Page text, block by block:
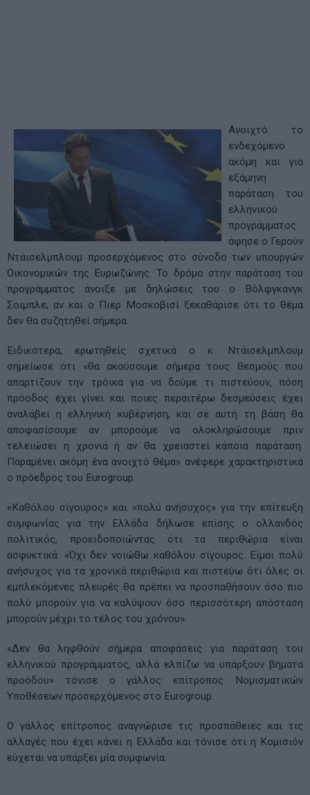
Ανοιχτό το
ενδεχόμενο
ακόμη και για
εξάμηνη
παράταση του
ελληνικού
προγράμματος
άφησε ο Γερούν
Ντάισελμπλουμ προσερχόμενος στο σύνοδο των υπουργών
Οικονομικών της Ευρωζώνης. Το δρόμο στην παράταση του
προγράμματος άνοιξε με δηλώσεις του ο Βόλφγκανγκ
Σοιμπλε, αν και ο Πιερ Μοσκοβισί ξεκαθάρισε ότι το θέμα
δεν θα συζητηθεί σήμερα.
Ειδικότερα, ερωτηθείς σχετικά ο κ. Ντάισελμπλουμ
σημείωσε ότι «θα ακούσουμε σήμερα τους θεσμούς που
απαρτίζουν την τρόικα για να δούμε τι πιστεύουν, πόση
πρόοδος έχει γίνει και ποιες περαιτέρω δεσμεύσεις έχει
αναλάβει η ελληνική κυβέρνηση, και σε αυτή τη βάση θα
αποφασίσουμε αν μπορούμε να ολοκληρώσουμε πριν
τελειώσει η χρονιά ή αν θα χρειαστεί κάποια παράταση.
Παραμένει ακόμη ένα ανοιχτό θέμα» ανέφερε χαρακτηριστικά
ο πρόεδρος του Eurogroup.
«Καθόλου σίγουρος» και «πολύ ανήσυχος» για την επίτευξη
συμφωνίας για την Ελλάδα δήλωσε επίσης ο ολλανδός
πολιτικός, προειδοποιώντας ότι τα περιθώρια είναι
ασφυκτικά. «Όχι δεν νοιώθω καθόλου σίγουρος. Είμαι πολύ
ανήσυχος για τα χρονικά περιθώρια και πιστεύω ότι όλες οι
εμπλεκόμενες πλευρές θα πρέπει να προσπαθήσουν όσο πιο
πολύ μπορούν για να καλύψουν όσο περισσότερη απόσταση
μπορούν μέχρι το τέλος του χρόνου».
«Δεν θα ληφθούν σήμερα αποφάσεις για παράταση του
ελληνικού προγράμματος, αλλά ελπίζω να υπάρξουν βήματα
προόδου» τόνισε ο γάλλος επίτροπος Νομισματικών
Υποθέσεων προσερχόμενος στο Εurogroup.
Ο γάλλος επίτροπος αναγνώρισε τις προσπάθειες και τις
αλλαγές που έχει κάνει η Ελλάδα και τόνισε ότι η Κομισιόν
εύχεται να υπάρξει μία συμφωνία.